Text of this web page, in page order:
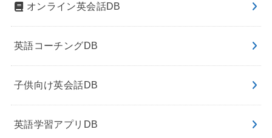
オンライン英会話DB
英語コーチングDB
子供向け英会話DB
英語学習アプリDB